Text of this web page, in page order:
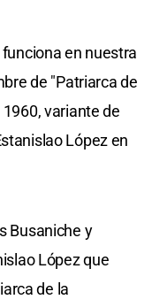
en nuestra
de "Patriarca de
variante de
López en
Busaniche y
López que
de la